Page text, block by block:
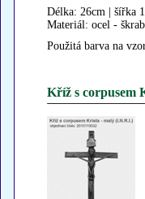
Délka: 26cm | šířka
Materiál: ocel -
Použitá barva na
Kříž s corpusem